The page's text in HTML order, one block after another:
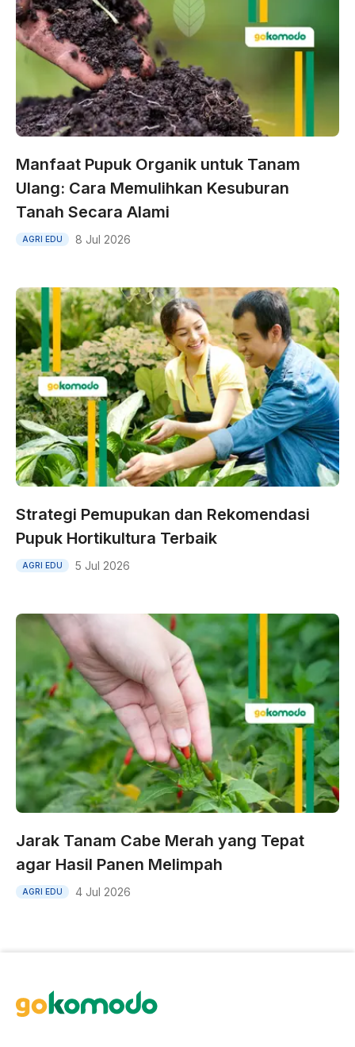
Manfaat Pupuk Organik untuk Tanam
Ulang: Cara Memulihkan Kesuburan
Tanah Secara Alami
AGRI EDU 8 Jul 2026
Strategi Pemupukan dan Rekomendasi
Pupuk Hortikultura Terbaik
AGRI EDU 5 Jul 2026
Jarak Tanam Cabe Merah yang Tepat
agar Hasil Panen Melimpah
AGRI EDU 4 Jul 2026